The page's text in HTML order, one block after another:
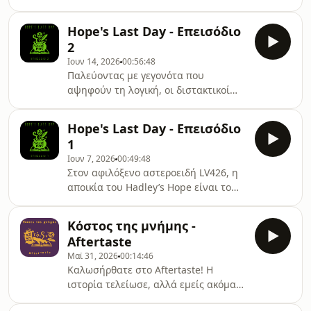
αντιμέτωποι με απόκοσμα πλάσματα
και σκοτεινά μυστικά.Νέα επεισόδια
κάθε Κυριακή!Ακολουθήστε μας στα
social media για περισσότερα →
⁠⁠⁠⁠⁠⁠⁠⁠⁠⁠⁠⁠⁠⁠⁠⁠⁠⁠⁠⁠⁠⁠⁠⁠Instagram⁠⁠⁠⁠⁠⁠⁠⁠⁠⁠⁠⁠⁠⁠⁠⁠⁠⁠⁠⁠⁠⁠⁠⁠, ⁠⁠⁠⁠⁠⁠⁠⁠⁠⁠⁠⁠⁠⁠⁠⁠⁠⁠⁠⁠⁠⁠⁠⁠⁠⁠⁠⁠⁠⁠⁠⁠⁠⁠⁠⁠⁠⁠⁠⁠⁠⁠⁠⁠⁠⁠⁠⁠⁠⁠⁠⁠⁠⁠⁠⁠⁠⁠⁠⁠⁠⁠⁠⁠⁠⁠⁠⁠Facebook⁠⁠⁠⁠⁠⁠⁠⁠⁠⁠⁠⁠⁠⁠⁠⁠⁠⁠⁠
Hope's Last Day - Επεισόδιο
2
Ιουν 14, 202600:56:48
Παλεύοντας με γεγονότα που
αψηφούν τη λογική, οι διστακτικοί
του Hadley’s Hope.Νέα επεισόδια
κάθε Κυριακή!Ακολουθήστε μας στα
social media για περισσότερα →
⁠⁠⁠⁠⁠⁠⁠⁠⁠⁠⁠⁠⁠⁠⁠⁠⁠⁠⁠⁠⁠⁠⁠Instagram⁠⁠⁠⁠⁠⁠⁠⁠⁠⁠⁠⁠⁠⁠⁠⁠⁠⁠⁠⁠⁠⁠⁠, ⁠⁠⁠⁠⁠⁠⁠⁠⁠⁠⁠⁠⁠⁠⁠⁠⁠⁠⁠⁠⁠⁠⁠⁠⁠⁠⁠⁠⁠⁠⁠⁠⁠⁠⁠⁠⁠⁠⁠⁠⁠⁠⁠⁠⁠⁠⁠⁠⁠⁠⁠⁠⁠⁠⁠⁠⁠⁠⁠⁠⁠⁠⁠⁠⁠Facebook⁠⁠⁠⁠⁠⁠⁠⁠⁠⁠⁠⁠⁠⁠⁠⁠⁠⁠⁠⁠⁠⁠⁠Ευχαριστούμε το
Hope's Last Day - Επεισόδιο
1
Ιουν 7, 202600:49:48
Στον αφιλόξενο αστεροειδή LV426, η
αποικία του Hadley’s Hope είναι το
ανακαλύπτουν εγκαταλελειμμένη, η
φλόγα της ελπίδας τρεμοπαίζει
επικίνδυνα.Νέα επεισόδια κάθε
Κυριακή!Ακολουθήστε μας στα social
media για περισσότερα → ⁠⁠⁠⁠⁠⁠⁠⁠⁠⁠⁠⁠⁠⁠⁠⁠⁠⁠⁠⁠⁠⁠Instagram⁠⁠⁠⁠⁠⁠⁠⁠⁠⁠⁠⁠⁠⁠⁠⁠⁠⁠⁠⁠⁠⁠, ⁠⁠⁠⁠⁠⁠⁠⁠⁠⁠⁠⁠⁠⁠⁠⁠⁠⁠⁠⁠⁠⁠⁠⁠⁠⁠⁠⁠⁠⁠⁠⁠⁠⁠⁠⁠⁠⁠⁠⁠⁠⁠⁠⁠⁠⁠⁠⁠⁠⁠⁠⁠⁠⁠⁠⁠⁠⁠⁠⁠⁠⁠
Κόστος της μνήμης -
Aftertaste
Μαϊ 31, 202600:14:46
Καλωσήρθατε στο Aftertaste! Η
ιστορία τελείωσε, αλλά εμείς ακόμα